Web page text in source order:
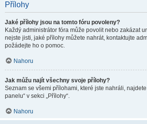
Přílohy
Jaké přílohy jsou na tomto fóru povoleny?
Každý administrátor fóra může povolit nebo zakázat
nejste jisti, jaké přílohy můžete nahrát, kontaktujte
požádejte ho o pomoc.
Nahoru
Jak můžu najít všechny svoje přílohy?
Seznam se všemi přílohami, které jste nahráli,
panelu“ v sekci „Přílohy“.
Nahoru